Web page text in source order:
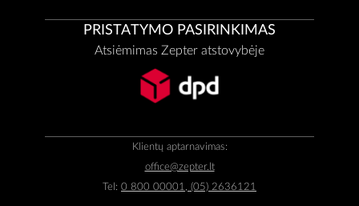
PRISTATYMO PASIRINKIMAS
Atsiėmimas Zepter atstovybėje
Klientų aptarnavimas:
office@zepter.lt
Tel: 0 800 00001, (05) 2636121